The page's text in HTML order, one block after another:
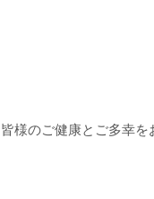
様のご健康とご多幸を